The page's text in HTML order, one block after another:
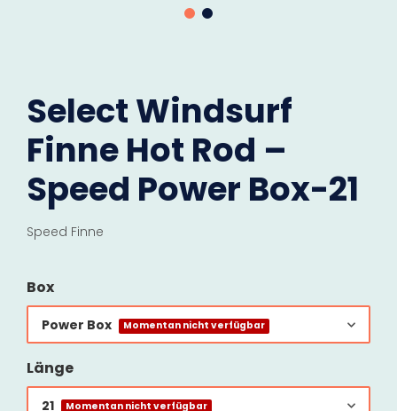
Select Windsurf
Finne Hot Rod –
Speed Power Box-21
Speed Finne
Box
Power Box Momentan nicht verfügbar
Länge
21 Momentan nicht verfügbar